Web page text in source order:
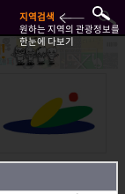
지역검색
원하는 지역의 관광정보를
한눈에 다보기